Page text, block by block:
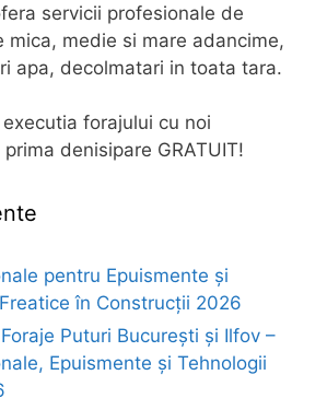
servicii profesionale de
mica, medie si mare adancime,
apa, decolmatari in toata tara.
forajului cu noi
denisipare GRATUIT!
pentru Epuismente și
în Construcții 2026
Puturi București și Ilfov –
Epuismente și Tehnologii